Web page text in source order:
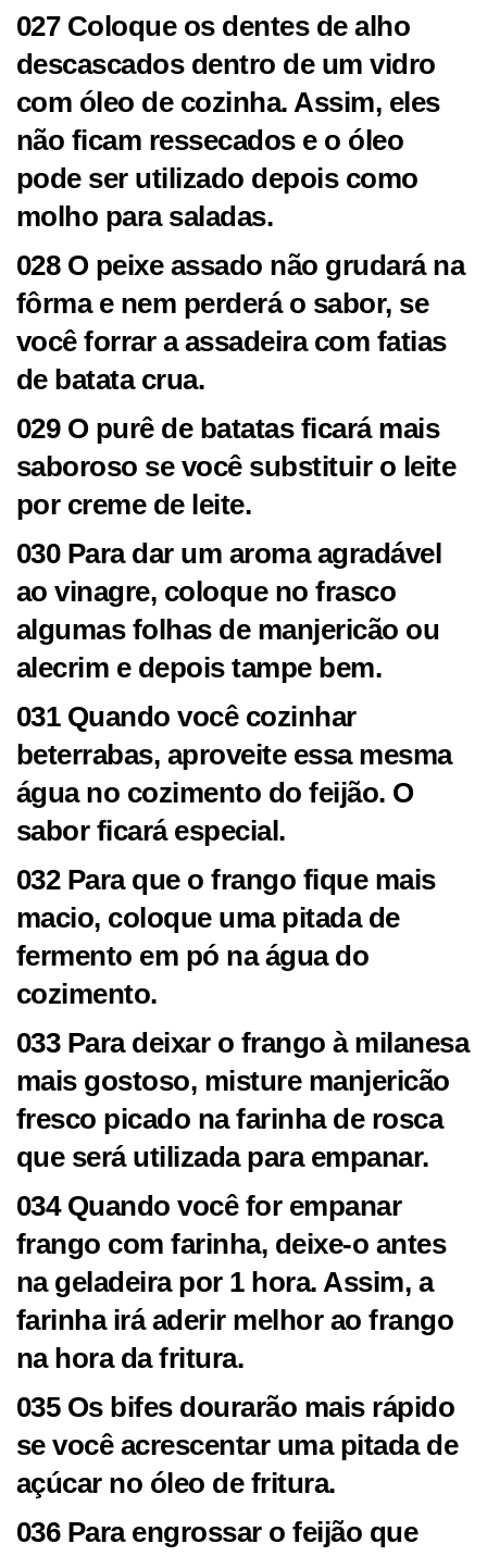
027 Coloque os dentes de alho
descascados dentro de um vidro
com óleo de cozinha. Assim, eles
não ficam ressecados e o óleo
pode ser utilizado depois como
molho para saladas.
028 O peixe assado não grudará na
fôrma e nem perderá o sabor, se
você forrar a assadeira com fatias
de batata crua.
029 O purê de batatas ficará mais
saboroso se você substituir o leite
por creme de leite.
030 Para dar um aroma agradável
ao vinagre, coloque no frasco
algumas folhas de manjericão ou
alecrim e depois tampe bem.
031 Quando você cozinhar
beterrabas, aproveite essa mesma
água no cozimento do feijão. O
sabor ficará especial.
032 Para que o frango fique mais
macio, coloque uma pitada de
fermento em pó na água do
cozimento.
033 Para deixar o frango à milanesa
mais gostoso, misture manjericão
fresco picado na farinha de rosca
que será utilizada para empanar.
034 Quando você for empanar
frango com farinha, deixe-o antes
na geladeira por 1 hora. Assim, a
farinha irá aderir melhor ao frango
na hora da fritura.
035 Os bifes dourarão mais rápido
se você acrescentar uma pitada de
açúcar no óleo de fritura.
036 Para engrossar o feijão que